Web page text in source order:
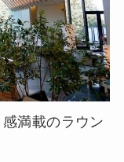
満載のラウン